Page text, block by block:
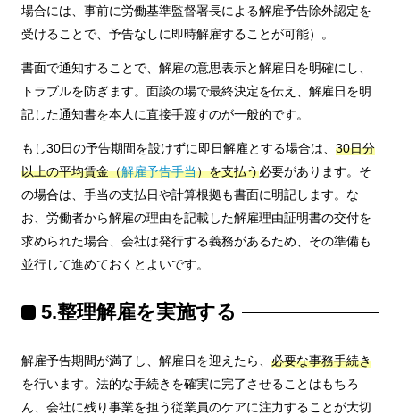
場合には、事前に労働基準監督署長による解雇予告除外認定を
受けることで、予告なしに即時解雇することが可能）。
書面で通知することで、解雇の意思表示と解雇日を明確にし、
トラブルを防ぎます。面談の場で最終決定を伝え、解雇日を明
記した通知書を本人に直接手渡すのが一般的です。
もし30日の予告期間を設けずに即日解雇とする場合は、 30日分
以上の平均賃金（解雇予告手当）を支払う必要があります。そ
の場合は、手当の支払日や計算根拠も書面に明記します。な
お、労働者から解雇の理由を記載した解雇理由証明書の交付を
求められた場合、会社は発行する義務があるため、その準備も
並行して進めておくとよいです。
5.整理解雇を実施する
解雇予告期間が満了し、解雇日を迎えたら、 必要な事務手続き
を行います。法的な手続きを確実に完了させることはもちろ
ん、会社に残り事業を担う従業員のケアに注力することが大切